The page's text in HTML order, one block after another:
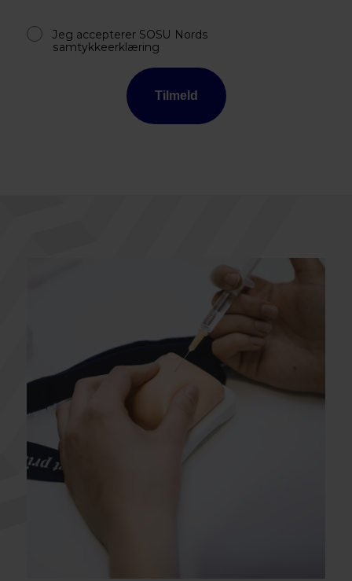
Jeg accepterer SOSU Nords
samtykkeerklæring
Tilmeld